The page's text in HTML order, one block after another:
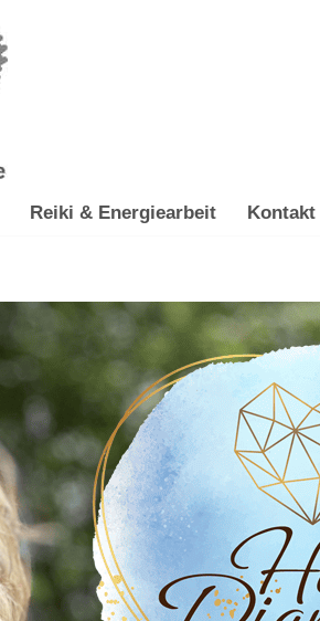
Reiki & Energiearbeit Kontakt